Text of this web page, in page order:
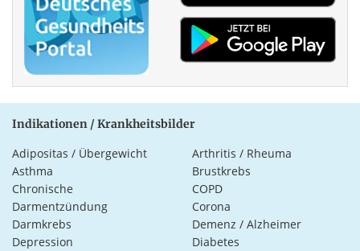
Indikationen / Krankheitsbilder
Adipositas / Übergewicht
Arthritis / Rheuma
Asthma
Brustkrebs
Chronische
Darmentzündung
COPD
Corona
Darmkrebs
Demenz / Alzheimer
Depression
Diabetes